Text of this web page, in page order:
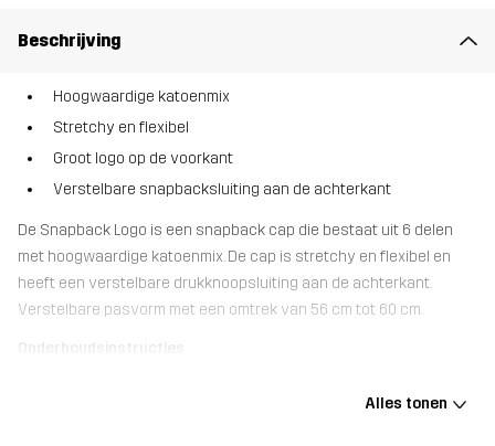
Beschrijving
Hoogwaardige katoenmix
Stretchy en flexibel
Groot logo op de voorkant
Verstelbare snapbacksluiting aan de achterkant
De Snapback Logo is een snapback cap die bestaat uit 6 delen
met hoogwaardige katoenmix. De cap is stretchy en flexibel en
heeft een verstelbare drukknoopsluiting aan de achterkant.
Verstelbare pasvorm met een omtrek van 56 cm tot 60 cm.
Onderhoudsinstructies
temperatuur. Gebruik geen afwasmiddel en zorg ervoor dat er
Alles tonen